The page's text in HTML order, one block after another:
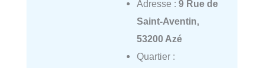
Adresse : 9 Rue de
Saint-Aventin,
53200 Azé
Quartier :